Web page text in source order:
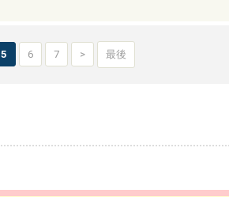
5 6 7 > 最後